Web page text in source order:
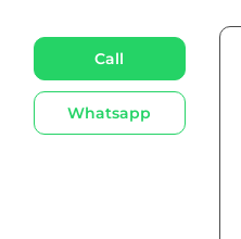
Call
Whatsapp